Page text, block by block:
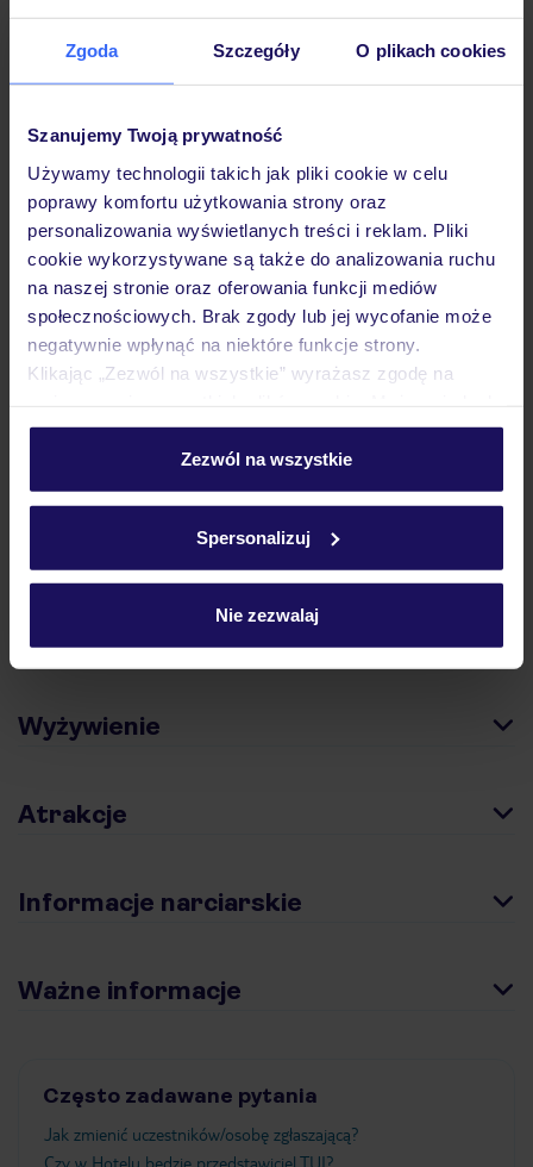
Zgoda Szczegóły O plikach cookies
Szanujemy Twoją prywatność
Używamy technologii takich jak pliki cookie w celu
poprawy komfortu użytkowania strony oraz
personalizowania wyświetlanych treści i reklam. Pliki
cookie wykorzystywane są także do analizowania ruchu
na naszej stronie oraz oferowania funkcji mediów
społecznościowych. Brak zgody lub jej wycofanie może
negatywnie wpłynąć na niektóre funkcje strony.
Klikając „Zezwól na wszystkie” wyrażasz zgodę na
personalizować swój wybór wchodząc w zakładkę
Szczegółowe informacje o plikach cookie znajdziesz
Zezwól na wszystkie
Spersonalizuj
Nie zezwalaj
Dane Mondial Assistance
Sprawdź szczegóły
Dlaczego warto wybrać TUI?
Lider niskich cen
Największe biuro
30 lat w
Wyżywienie
Atrakcje
Informacje narciarskie
Ważne informacje
Często zadawane pytania
Jak zmienić uczestników/osobę zgłaszającą?
Czy w Hotelu będzie przedstawiciel TUI?